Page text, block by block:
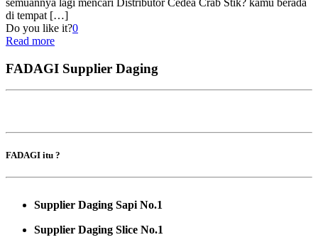
semuannya lagi mencari Distributor Cedea Crab Stik? kamu berada
di tempat […]
Do you like it?0
Read more
FADAGI Supplier Daging
FADAGI itu ?
Supplier Daging Sapi No.1
Supplier Daging Slice No.1